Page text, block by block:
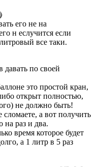
его не на
н еслучится если
все таки.
по своей
это простой кран,
открыт полностью,
не должно быть!
а вот получить
на раз и два.
время которое будет
а 1 литр в 5 раз